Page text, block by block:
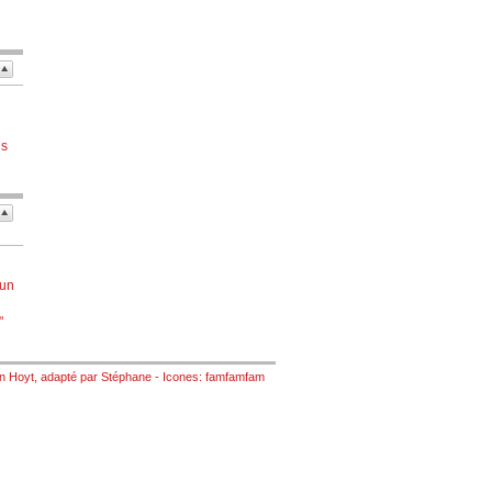
Hoyt , adapté par Stéphane - Icones: famfamfam